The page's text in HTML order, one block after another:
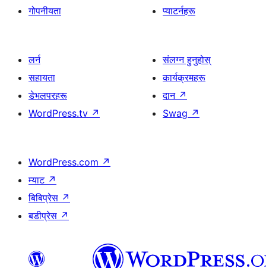
गोपनीयता
प्याटर्नहरू
लर्न
सहायता
डेभलपरहरू
WordPress.tv ↗
संलग्न हुनुहोस्
कार्यक्रमहरू
दान ↗
Swag ↗
WordPress.com ↗
म्याट ↗
बिबिप्रेस ↗
बडीप्रेस ↗